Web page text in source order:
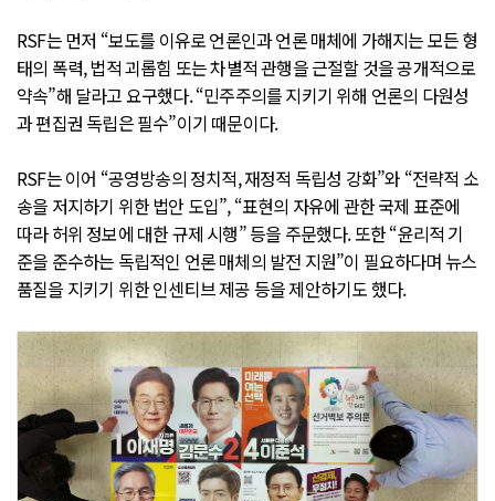
RSF는 먼저 “보도를 이유로 언론인과 언론 매체에 가해지는 모든 형
태의 폭력, 법적 괴롭힘 또는 차별적 관행을 근절할 것을 공개적으로
약속”해 달라고 요구했다. “민주주의를 지키기 위해 언론의 다원성
과 편집권 독립은 필수”이기 때문이다.
RSF는 이어 “공영방송의 정치적, 재정적 독립성 강화”와 “전략적 소
송을 저지하기 위한 법안 도입”, “표현의 자유에 관한 국제 표준에
따라 허위 정보에 대한 규제 시행” 등을 주문했다. 또한 “윤리적 기
준을 준수하는 독립적인 언론 매체의 발전 지원”이 필요하다며 뉴스
품질을 지키기 위한 인센티브 제공 등을 제안하기도 했다.